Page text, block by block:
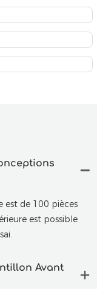
de 100 pièces
est possible
Avant